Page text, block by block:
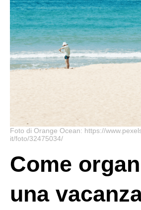
Foto di Orange Ocean: https://
it/foto/32475034/
Come
una